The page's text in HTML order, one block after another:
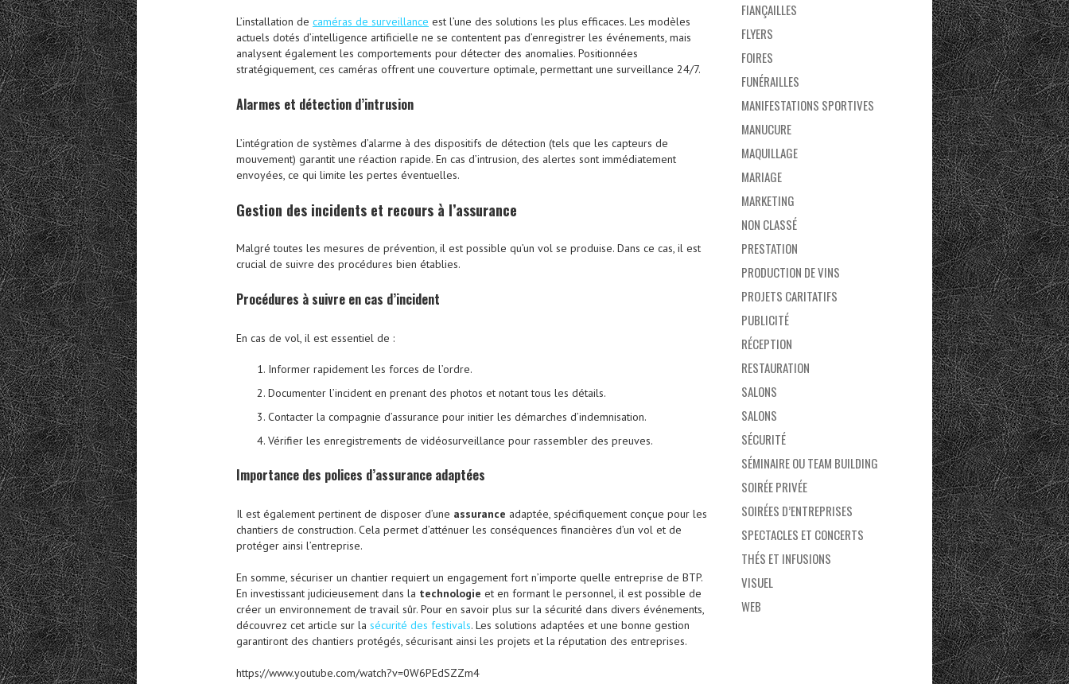
L’installation de caméras de surveillance est l’une des solutions les plus efficaces. Les modèles
actuels dotés d’intelligence artificielle ne se contentent pas d’enregistrer les événements, mais
analysent également les comportements pour détecter des anomalies. Positionnées
stratégiquement, ces caméras offrent une couverture optimale, permettant une surveillance 24/7.
Alarmes et détection d’intrusion
L’intégration de systèmes d’alarme à des dispositifs de détection (tels que les capteurs de
mouvement) garantit une réaction rapide. En cas d’intrusion, des alertes sont immédiatement
envoyées, ce qui limite les pertes éventuelles.
Gestion des incidents et recours à l’assurance
Malgré toutes les mesures de prévention, il est possible qu’un vol se produise. Dans ce cas, il est
crucial de suivre des procédures bien établies.
Procédures à suivre en cas d’incident
En cas de vol, il est essentiel de :
Informer rapidement les forces de l’ordre.
Documenter l’incident en prenant des photos et notant tous les détails.
Contacter la compagnie d’assurance pour initier les démarches d’indemnisation.
Vérifier les enregistrements de vidéosurveillance pour rassembler des preuves.
Importance des polices d’assurance adaptées
Il est également pertinent de disposer d’une assurance adaptée, spécifiquement conçue pour les
chantiers de construction. Cela permet d’atténuer les conséquences financières d’un vol et de
protéger ainsi l’entreprise.
En somme, sécuriser un chantier requiert un engagement fort n’importe quelle entreprise de BTP.
En investissant judicieusement dans la technologie et en formant le personnel, il est possible de
créer un environnement de travail sûr. Pour en savoir plus sur la sécurité dans divers événements,
découvrez cet article sur la sécurité des festivals. Les solutions adaptées et une bonne gestion
garantiront des chantiers protégés, sécurisant ainsi les projets et la réputation des entreprises.
https://www.youtube.com/watch?v=0W6PEdSZZm4
FIANÇAILLES
FLYERS
FOIRES
FUNÉRAILLES
MANIFESTATIONS SPORTIVES
MANUCURE
MAQUILLAGE
MARIAGE
MARKETING
NON CLASSÉ
PRESTATION
PRODUCTION DE VINS
PROJETS CARITATIFS
PUBLICITÉ
RÉCEPTION
RESTAURATION
SALONS
SALONS
SÉCURITÉ
SÉMINAIRE OU TEAM BUILDING
SOIRÉE PRIVÉE
SOIRÉES D’ENTREPRISES
SPECTACLES ET CONCERTS
THÉS ET INFUSIONS
VISUEL
WEB